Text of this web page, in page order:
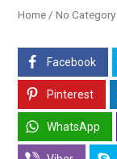
Home / No Category
Facebook
Pinterest
WhatsApp